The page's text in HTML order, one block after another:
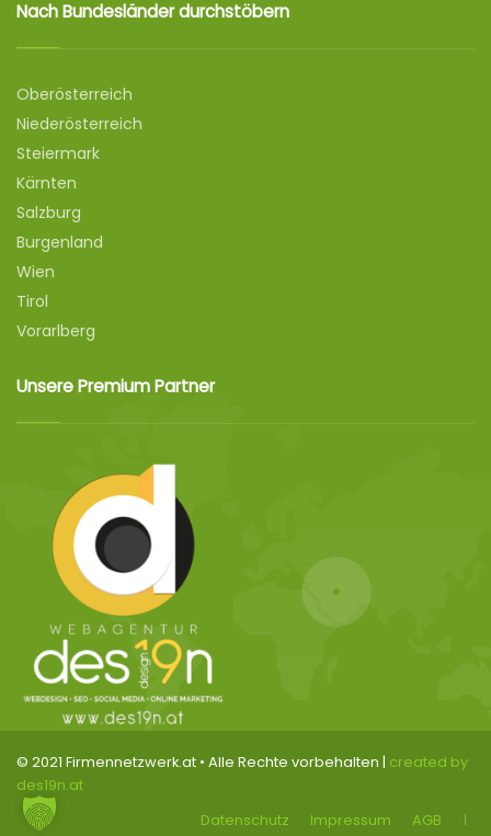
Nach Bundesländer durchstöbern
Oberösterreich
Niederösterreich
Steiermark
Kärnten
Salzburg
Burgenland
Wien
Tirol
Vorarlberg
Unsere Premium Partner
© 2021 Firmennetzwerk.at • Alle Rechte vorbehalten | created by
des19n.at
Datenschutz
Impressum AGB